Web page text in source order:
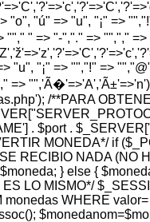
"o", "ú" => "u", "¡" =>
""," " => "-","." => "",","
"u", "¡" => "","!" =>
=>
/**PARA
. $port .
MONEDA*/ if
RECIBIO NADA (NO
} else {
LO MISMO*/
WHERE